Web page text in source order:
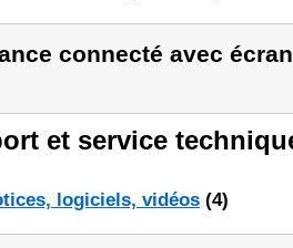
connecté avec
et service
logiciels, vidéos (4)